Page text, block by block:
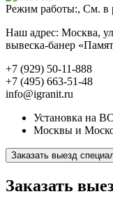
Режим работы:, См. в
Наш адрес: Москва,
вывеска-банер
+7 (929) 50-11-888
+7 (495) 663-51-48
info@igranit.ru
Установка на
Москвы и
Заказать выезд
Заказать